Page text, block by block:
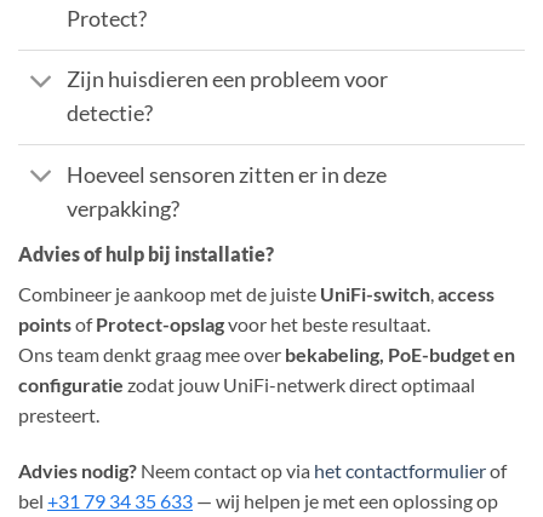
Protect?
Zijn huisdieren een probleem voor
detectie?
Hoeveel sensoren zitten er in deze
verpakking?
Advies of hulp bij installatie?
Combineer je aankoop met de juiste UniFi-switch,access
pointsofProtect-opslagvoor het beste resultaat.
Ons team denkt graag mee over bekabeling, PoE-budget en
configuratie zodat jouw UniFi-netwerk direct optimaal
presteert.
Advies nodig? Neem contact op via het contactformulierof
bel +31 79 34 35 633 — wij helpen je met een oplossing op